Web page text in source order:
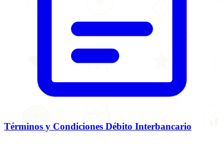
Términos y Condiciones Débito Interbancario